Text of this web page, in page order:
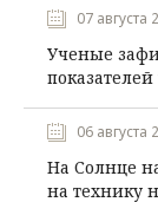
07 августа
Ученые
06 августа
На Солнце
на технику